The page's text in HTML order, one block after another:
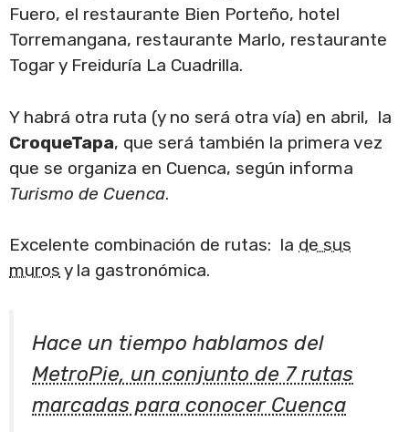
Fuero, el restaurante Bien Porteño, hotel
Torremangana, restaurante Marlo, restaurante
Togar y Freiduría La Cuadrilla.
Y habrá otra ruta (y no será otra vía) en abril, la
CroqueTapa, que será también la primera vez
que se organiza en Cuenca, según informa
Turismo de Cuenca.
Excelente combinación de rutas: la de sus
muros y la gastronómica.
Hace un tiempo hablamos del
MetroPie, un conjunto de 7 rutas
marcadas para conocer Cuenca